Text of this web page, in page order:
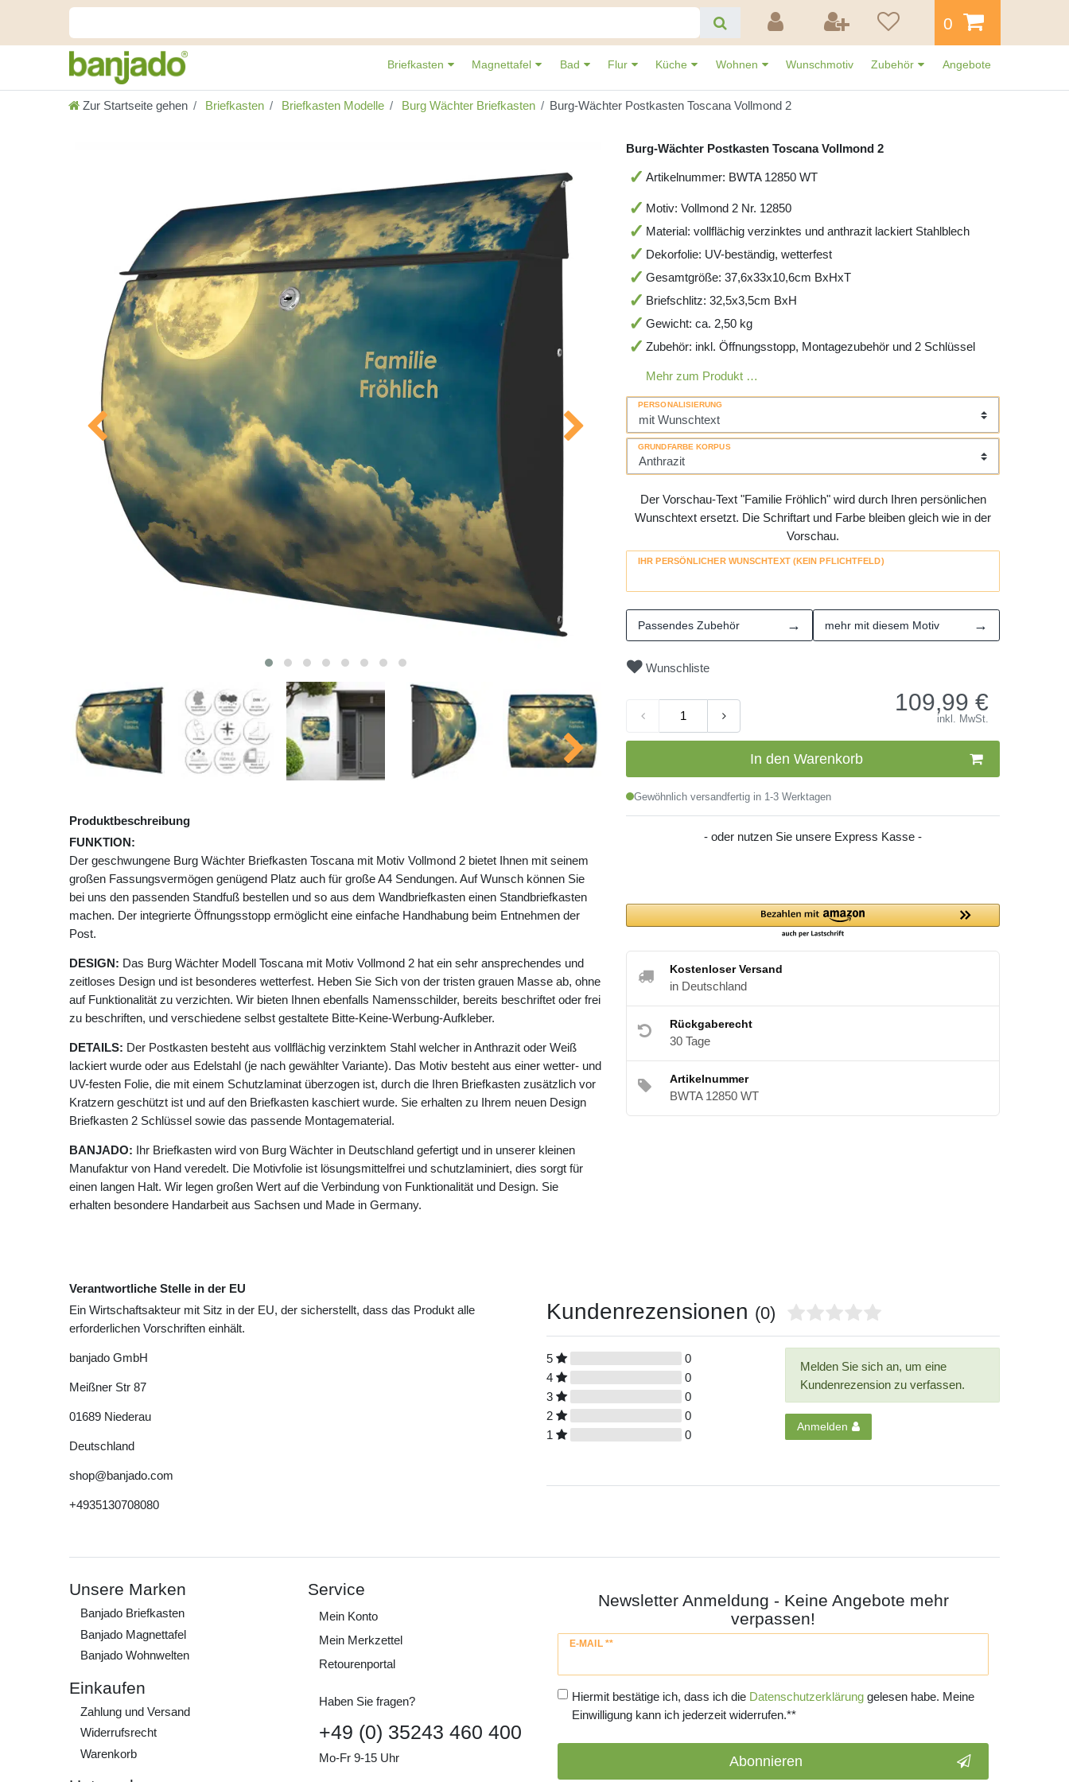
0
Briefkasten Magnettafel Bad Flur Küche Wohnen Wunschmotiv Zubehör Angebote
Zur Startseite gehen Briefkasten Briefkasten Modelle Burg Wächter Briefkasten Burg-Wächter Postkasten Toscana Vollmond 2
Produktbeschreibung
FUNKTION:
Der geschwungene Burg Wächter Briefkasten Toscana mit Motiv Vollmond 2 bietet Ihnen mit seinem
großen Fassungsvermögen genügend Platz auch für große A4 Sendungen. Auf Wunsch können Sie
bei uns den passenden Standfuß bestellen und so aus dem Wandbriefkasten einen Standbriefkasten
machen. Der integrierte Öffnungsstopp ermöglicht eine einfache Handhabung beim Entnehmen der
Post.
DESIGN: Das Burg Wächter Modell Toscana mit Motiv Vollmond 2 hat ein sehr ansprechendes und
zeitloses Design und ist besonderes wetterfest. Heben Sie Sich von der tristen grauen Masse ab, ohne
auf Funktionalität zu verzichten. Wir bieten Ihnen ebenfalls Namensschilder, bereits beschriftet oder frei
zu beschriften, und verschiedene selbst gestaltete Bitte-Keine-Werbung-Aufkleber.
DETAILS: Der Postkasten besteht aus vollflächig verzinktem Stahl welcher in Anthrazit oder Weiß
lackiert wurde oder aus Edelstahl (je nach gewählter Variante). Das Motiv besteht aus einer wetter- und
UV-festen Folie, die mit einem Schutzlaminat überzogen ist, durch die Ihren Briefkasten zusätzlich vor
Kratzern geschützt ist und auf den Briefkasten kaschiert wurde. Sie erhalten zu Ihrem neuen Design
Briefkasten 2 Schlüssel sowie das passende Montagematerial.
BANJADO: Ihr Briefkasten wird von Burg Wächter in Deutschland gefertigt und in unserer kleinen
Manufaktur von Hand veredelt. Die Motivfolie ist lösungsmittelfrei und schutzlaminiert, dies sorgt für
einen langen Halt. Wir legen großen Wert auf die Verbindung von Funktionalität und Design. Sie
erhalten besondere Handarbeit aus Sachsen und Made in Germany.
Burg-Wächter Postkasten Toscana Vollmond 2
Artikelnummer: BWTA 12850 WT
Motiv: Vollmond 2 Nr. 12850
Material: vollflächig verzinktes und anthrazit lackiert Stahlblech
Dekorfolie: UV-beständig, wetterfest
Gesamtgröße: 37,6x33x10,6cm BxHxT
Briefschlitz: 32,5x3,5cm BxH
Gewicht: ca. 2,50 kg
Zubehör: inkl. Öffnungsstopp, Montagezubehör und 2 Schlüssel
Mehr zum Produkt …
PERSONALISIERUNG
GRUNDFARBE KORPUS
Der Vorschau-Text "Familie Fröhlich" wird durch Ihren persönlichen
Wunschtext ersetzt. Die Schriftart und Farbe bleiben gleich wie in der
Vorschau.
IHR PERSÖNLICHER WUNSCHTEXT (KEIN PFLICHTFELD)
Passendes Zubehör → mehr mit diesem Motiv →
Wunschliste
109,99 €
inkl. MwSt.
In den Warenkorb
Gewöhnlich versandfertig in 1-3 Werktagen
- oder nutzen Sie unsere Express Kasse -
Kostenloser Versand
in Deutschland
Rückgaberecht
30 Tage
Artikelnummer
BWTA 12850 WT
Verantwortliche Stelle in der EU
Ein Wirtschaftsakteur mit Sitz in der EU, der sicherstellt, dass das Produkt alle
erforderlichen Vorschriften einhält.
banjado GmbH
Meißner Str 87
01689 Niederau
Deutschland
shop@banjado.com
+4935130708080
Kundenrezensionen (0)
5
0
4
0
3
0
2
0
1
0
Melden Sie sich an, um eine
Kundenrezension zu verfassen.
Anmelden
Unsere Marken
Banjado Briefkasten
Banjado Magnettafel
Banjado Wohnwelten
Einkaufen
Zahlung und Versand
Widerrufs­recht
Warenkorb
Service
Mein Konto
Mein Merkzettel
Retourenportal
Haben Sie fragen?
+49 (0) 35243 460 400
Mo-Fr 9-15 Uhr
Newsletter Anmeldung - Keine Angebote mehr
verpassen!
E-MAIL **
Newsletter
Hiermit bestätige ich, dass ich die Daten­schutz­erklärunggelesen habe. Meine
Einwilligung kann ich jederzeit widerrufen.**
Abonnieren